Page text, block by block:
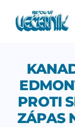
content
PROTI
ZÁPAS